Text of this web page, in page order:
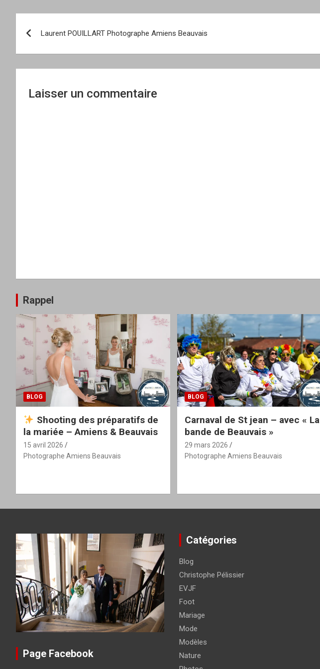
de
l’article
Laurent POUILLART Photographe Amiens Beauvais
Laisser un commentaire
Rappel
BLOG
Shooting des préparatifs de
la mariée – Amiens & Beauvais
15 avril 2026
Photographe Amiens Beauvais
BLOG
Carnaval de St jean – avec « La
bande de Beauvais »
29 mars 2026
Photographe Amiens Beauvais
Page Facebook
Catégories
Blog
Christophe Pélissier
EVJF
Foot
Mariage
Mode
Modèles
Nature